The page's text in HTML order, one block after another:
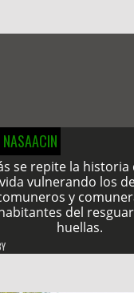
se repite la
vulnerando los
y
del
huellas.